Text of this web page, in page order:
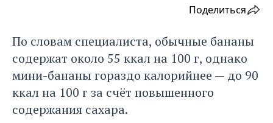
Поделиться
По словам специалиста, обычные бананы
содержат около 55 ккал на 100 г, однако
мини-бананы гораздо калорийнее — до 90
ккал на 100 г за счёт повышенного
содержания сахара.